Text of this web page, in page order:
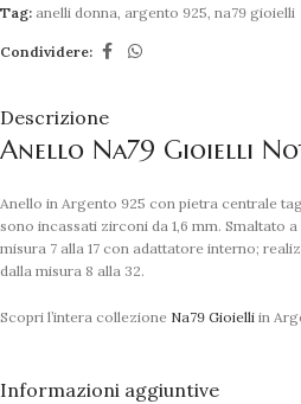
Tag: anelli donna, argento 925, na79 gioielli
Condividere:
Descrizione
Anello Na79 Gioielli
Anello in Argento 925 con pietra centrale
sono incassati zirconi da 1,6 mm. Smaltato
misura 7 alla 17 con adattatore interno;
dalla misura 8 alla 32.
Scopri l’intera collezione Na79 Gioielli in
Informazioni aggiuntive